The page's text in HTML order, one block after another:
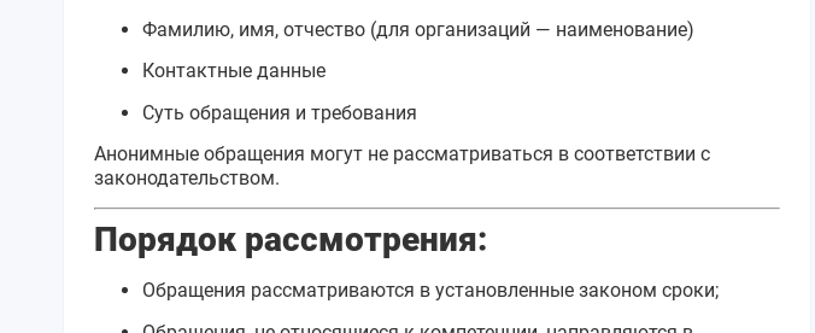
Фамилию, имя, отчество (для организаций — наименование)
Контактные данные
Суть обращения и требования
Анонимные обращения могут не рассматриваться в соответствии с
законодательством.
Порядок рассмотрения:
Обращения рассматриваются в установленные законом сроки;